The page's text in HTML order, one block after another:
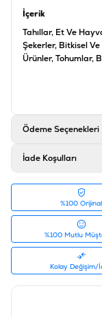
İçerik
Tahıllar, Et Ve
Şekerler, Bitkisel
Ürünler, Tohumlar,
Protein %15.3, Yağ
Katkı Maddeleri
Ürün Filtreleri
Barkod
Tedarikçi Ürün Kodu
Ödeme Seçenekleri
İade Koşulları
%100 Orijinal
%100 Mutlu
Kolay Değişim/